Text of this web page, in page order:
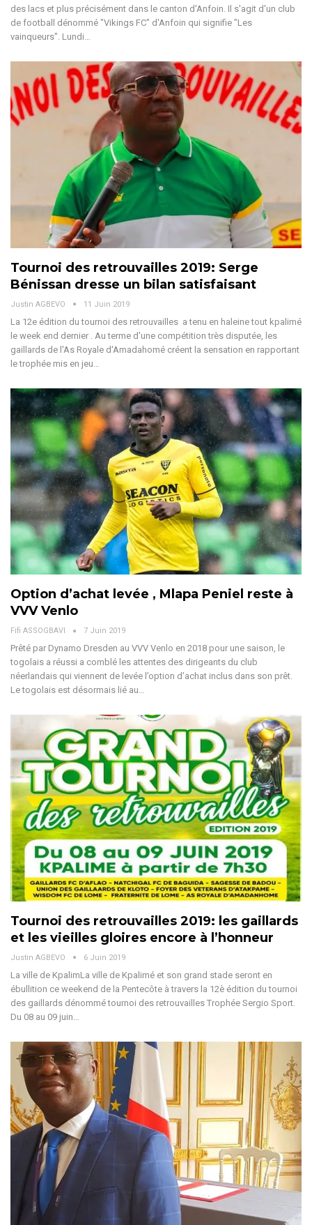
des lacs et plus précisément dans le canton d'Anfoin. Il s'agit d'un club
de football dénommé "Vikings FC" d'Anfoin qui signifie "Les
vainqueurs". Lundi…
Tournoi des retrouvailles 2019: Serge
Bénissan dresse un bilan satisfaisant
Justin AGBEVO 11 Juin 2019
La 12e édition du tournoi des retrouvailles a tenu en haleine tout kpalimé
le week end dernier . Au terme d'une compétition très disputée, les
gaillards de l'As Royale d'Amadahomé créent la sensation en rapportant
le trophée mis en jeu…
Option d’achat levée , Mlapa Peniel reste à
VVV Venlo
Fifi ASSOGBAVI 7 Juin 2019
Prêté par Dynamo Dresden au VVV Venlo en 2018 pour une saison, le
togolais a réussi a comblé les attentes des dirigeants du club
néerlandais qui viennent de levée l’option d’achat inclus dans son prêt.
Le togolais est désormais lié au…
Tournoi des retrouvailles 2019: les gaillards
et les vieilles gloires encore à l’honneur
Justin AGBEVO 6 Juin 2019
La ville de KpalimLa ville de Kpalimé et son grand stade seront en
ébullition ce weekend de la Pentecôte à travers la 12è édition du tournoi
des gaillards dénommé tournoi des retrouvailles Trophée Sergio Sport.
Du 08 au 09 juin…